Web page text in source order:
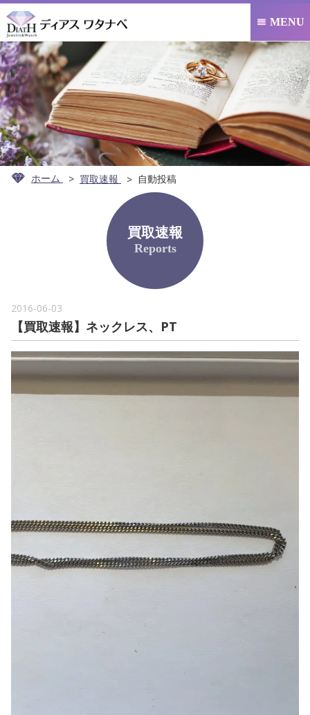
 MENU
ホーム 買取速報 自動投稿
買取速報
Reports
2016-06-03
【買取速報】ネックレス、PT